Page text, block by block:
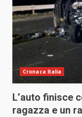
Cronaca Italia
L’auto finisce
ragazza e un